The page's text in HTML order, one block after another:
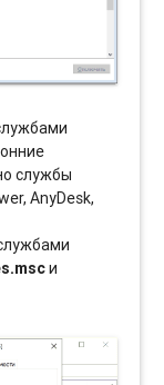
службы
AnyDesk,
и